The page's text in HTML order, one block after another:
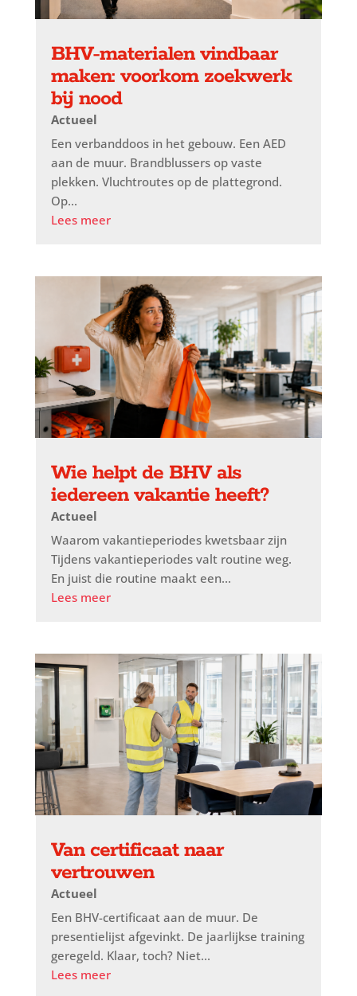
BHV-materialen vindbaar
maken: voorkom zoekwerk
bij nood
Actueel
Een verbanddoos in het gebouw. Een AED
aan de muur. Brandblussers op vaste
plekken. Vluchtroutes op de plattegrond.
Op...
Lees meer
Wie helpt de BHV als
iedereen vakantie heeft?
Actueel
Waarom vakantieperiodes kwetsbaar zijn
Tijdens vakantieperiodes valt routine weg.
En juist die routine maakt een...
Lees meer
Van certificaat naar
vertrouwen
Actueel
Een BHV-certificaat aan de muur. De
presentielijst afgevinkt. De jaarlijkse training
geregeld. Klaar, toch? Niet...
Lees meer